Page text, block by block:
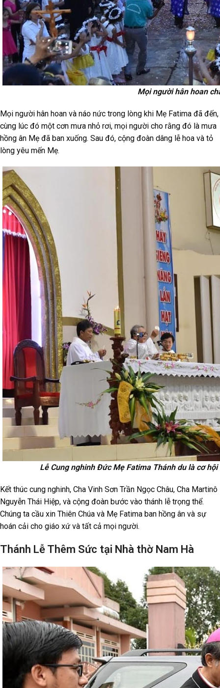
Mọi người hân hoan
Mọi người hân hoan và náo nức trong lòng khi Mẹ Fatima đã đến,
cùng lúc đó một cơn mưa nhỏ rơi, mọi người cho rằng đó là mưa
hồng ân Mẹ đã ban xuống. Sau đó, cộng đoàn dâng lễ hoa và tỏ
lòng yêu mến Mẹ.
Lễ Cung nghinh Đức Mẹ Fatima Thánh du là cơ
Kết thúc cung nghinh, Cha Vinh Sơn Trần Ngọc Châu, Cha Martinô
Nguyễn Thái Hiệp, và cộng đoàn bước vào thánh lễ trọng thể.
Chúng ta cầu xin Thiên Chúa và Mẹ Fatima ban hồng ân và sự
hoán cải cho giáo xứ và tất cả mọi người.
Thánh Lễ Thêm Sức tại Nhà thờ Nam Hà